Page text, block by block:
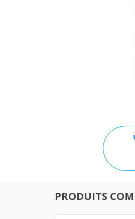
PRODUITS